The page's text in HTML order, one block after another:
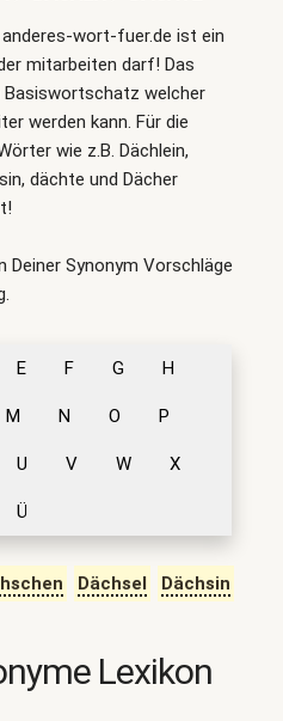
wort-fuer.de ist ein
mitarbeiten darf! Das
welcher
werden kann. Für die
wie z.B. Dächlein,
dächte und Dächer
Deiner Synonym Vorschläge
E F G H
M N O P
U V W X
Ü
Dächsel
Dächsin
Lexikon